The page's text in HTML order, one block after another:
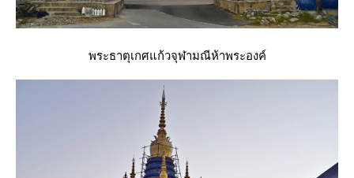
พระธาตุเกศแก้วจุฬามณีห้าพระองค์